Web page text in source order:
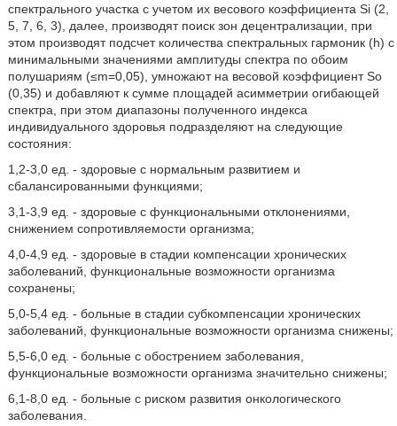
спектрального участка с учетом их весового коэффициента Si (2,
5, 7, 6, 3), далее, производят поиск зон децентрализации, при
этом производят подсчет количества спектральных гармоник (h) с
минимальными значениями амплитуды спектра по обоим
полушариям (≤m=0,05), умножают на весовой коэффициент So
(0,35) и добавляют к сумме площадей асимметрии огибающей
спектра, при этом диапазоны полученного индекса
индивидуального здоровья подразделяют на следующие
состояния:
1,2-3,0 ед. - здоровые с нормальным развитием и
сбалансированными функциями;
3,1-3,9 ед. - здоровые с функциональными отклонениями,
снижением сопротивляемости организма;
4,0-4,9 ед. - здоровые в стадии компенсации хронических
заболеваний, функциональные возможности организма
сохранены;
5,0-5,4 ед. - больные в стадии субкомпенсации хронических
заболеваний, функциональные возможности организма снижены;
5,5-6,0 ед. - больные с обострением заболевания,
функциональные возможности организма значительно снижены;
6,1-8,0 ед. - больные с риском развития онкологического
заболевания.